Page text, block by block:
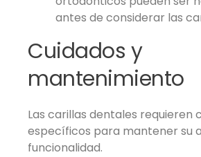
antes de considerar las
Cuidados y
mantenimiento
Las carillas dentales requieren
específicos para mantener su
funcionalidad.